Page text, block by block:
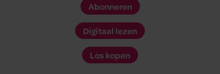
Abonneren
Digitaal lezen
Los kopen